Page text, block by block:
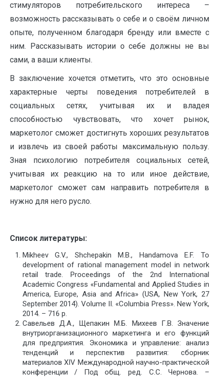
стимуляторов потребительского интереса –
возможность рассказывать о себе и о своём личном
опыте, полученном благодаря бренду или вместе с
ним. Рассказывать истории о себе должны не вы
сами, а ваши клиенты.
В заключение хочется отметить, что это основные
характерные черты поведения потребителей в
социальных сетях, учитывая их и владея
способностью чувствовать, что хочет рынок,
маркетолог сможет достигнуть хороших результатов
и извлечь из своей работы максимальную пользу.
Зная психологию потребителя социальных сетей,
учитывая их реакцию на то или иное действие,
маркетолог сможет сам направить потребителя в
нужно для него русло.
Список литературы:
Mikheev G.V., Shchepakin M.B., Handamova E.F. To
development of rational management model in network
retail trade. Proceedings of the 2nd International
Academic Congress «Fundamental and Applied Studies in
America, Europe, Asia and Africa» (USA, New York, 27
September 2014). Volume II. «Columbia Press». New York,
2014. – 716 p.
Савельев Д.А., Щепакин М.Б. Михеев Г.В. Значение
внутриорганизационного маркетинга и его функций
для предприятия. Экономика и управление: анализ
тенденций и перспектив развития: сборник
материалов XIV Международной научно-практической
конференции / Под общ. ред. С.С. Чернова. –